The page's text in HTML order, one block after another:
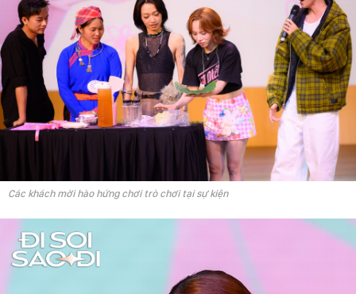
Các khách mời hào hứng chơi trò chơi tại sự kiện